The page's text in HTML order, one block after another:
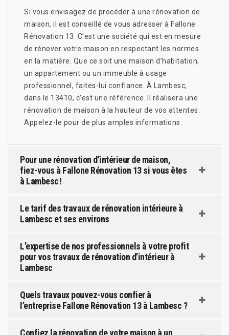
Si vous envisagez de procéder à une rénovation de
maison, il est conseillé de vous adresser à Fallone
Rénovation 13. C’est une société qui est en mesure
de rénover votre maison en respectant les normes
en la matière. Que ce soit une maison d’habitation,
un appartement ou un immeuble à usage
professionnel, faites-lui confiance. À Lambesc,
dans le 13410, c’est une référence. Il réalisera une
rénovation de maison à la hauteur de vos attentes.
Appelez-le pour de plus amples informations.
Pour une rénovation d’intérieur de maison,
fiez-vous à Fallone Rénovation 13 si vous êtes
à Lambesc !
Le tarif des travaux de rénovation intérieure à
Lambesc et ses environs
L’expertise de nos professionnels à votre profit
pour vos travaux de rénovation d’intérieur à
Lambesc
Quels travaux pouvez-vous confier à
l’entreprise Fallone Rénovation 13 à Lambesc ?
Confiez la rénovation de votre maison à un